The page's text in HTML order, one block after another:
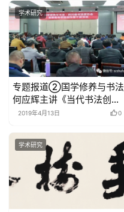
学术研究
专题报道②国学修养与书法
何应辉主讲《当代书法创作
中的传统文化修养》
2019年4月13日 0
学术研究